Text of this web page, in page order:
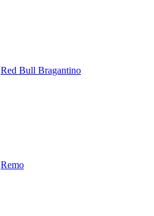
Red Bull Bragantino
Remo